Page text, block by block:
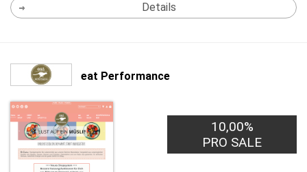
Details
eat Performance
10,00%
PRO SALE